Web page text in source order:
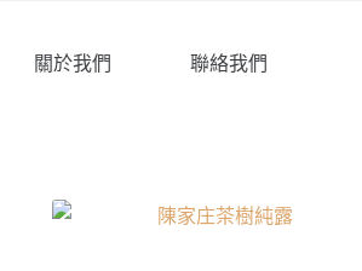
關於我們 聯絡我們